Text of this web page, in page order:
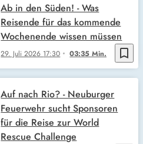
bookmark_border
29. Juli 2026 17:30 03:35 Min.
Ab in den Süden! - Was
Reisende für das kommende
Wochenende wissen müssen
Auf nach Rio? - Neuburger
Feuerwehr sucht Sponsoren
für die Reise zur World
Rescue Challenge